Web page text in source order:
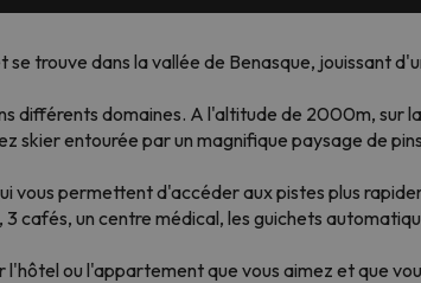
trouve dans la vallée de Benasque, jouissant
différents domaines. A l'altitude de 2000m, sur
skier entourée par un magnifique paysage de
vous permettent d'accéder aux pistes plus
cafés, un centre médical, les guichets
ou l'appartement que vous aimez et que